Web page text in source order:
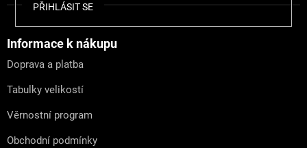
PŘIHLÁSIT SE
Informace k nákupu
Doprava a platba
Tabulky velikostí
Věrnostní program
Obchodní podmínky